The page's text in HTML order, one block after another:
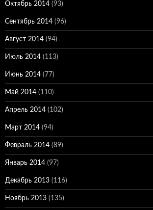
Октябрь 2014 (93)
Сентябрь 2014 (96)
Август 2014 (94)
Июль 2014 (113)
Июнь 2014 (77)
Май 2014 (110)
Апрель 2014 (102)
Март 2014 (94)
Февраль 2014 (89)
Январь 2014 (97)
Декабрь 2013 (116)
Ноябрь 2013 (135)